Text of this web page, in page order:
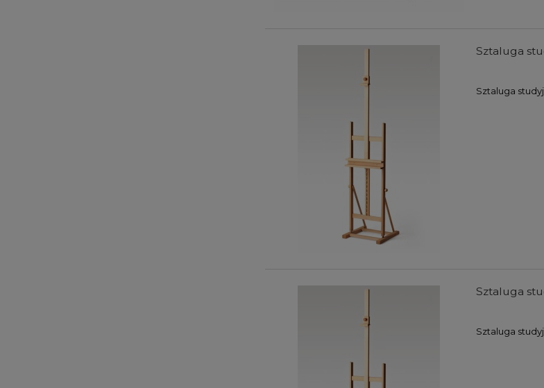
Sztaluga
Sztaluga
Sztaluga
Sztaluga